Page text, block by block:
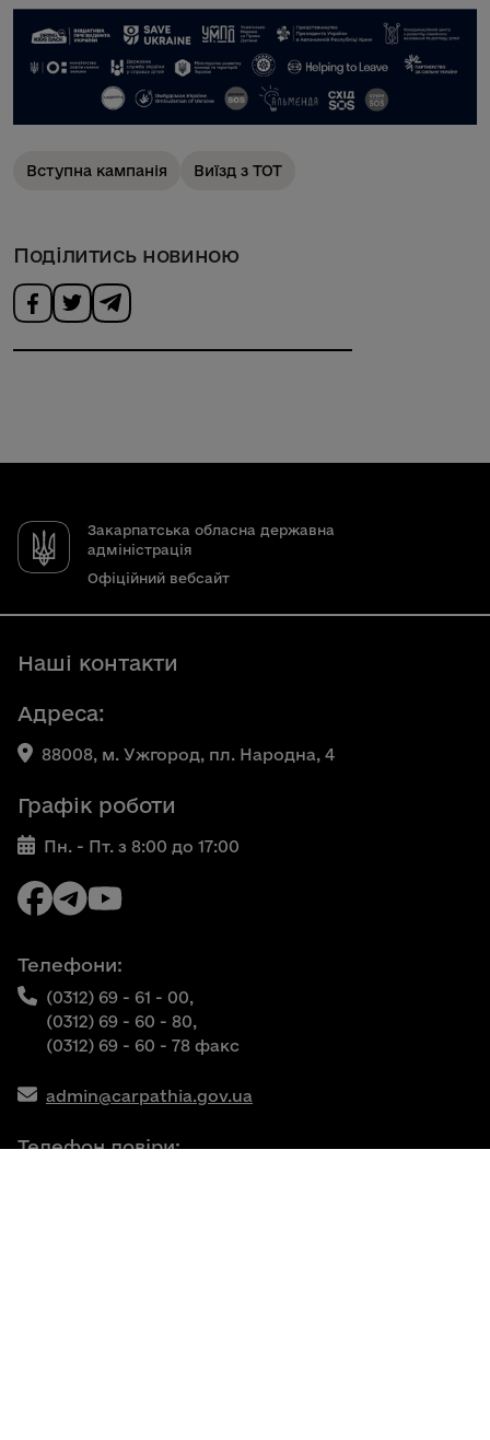
Вступна кампанія Виїзд з ТОТ
Поділитись новиною
Закарпатська обласна державна
адміністрація
Офіційний вебсайт
Наші контакти
Адреса:
88008, м. Ужгород, пл. Народна, 4
Графік роботи
Пн. - Пт. з 8:00 до 17:00
Телефони:
(0312) 69 - 61 - 00,
(0312) 69 - 60 - 80,
(0312) 69 - 60 - 78 факс
admin@carpathia.gov.ua
Телефон довіри: